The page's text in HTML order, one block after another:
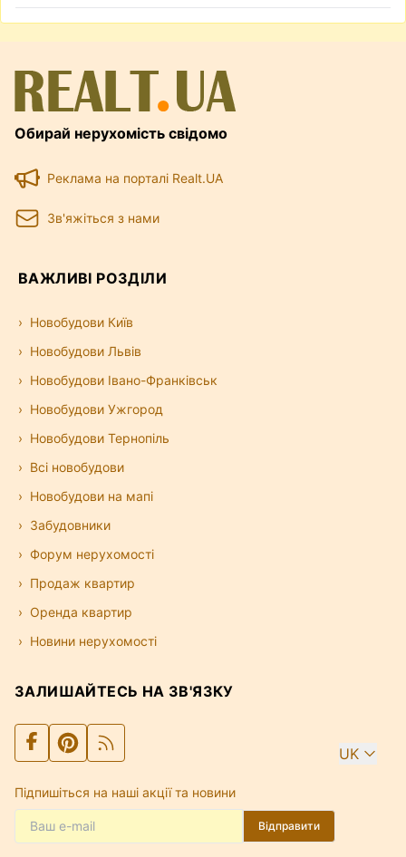
Обирай нерухомість свідомо
Реклама на порталі Realt.UA
Зв'яжіться з нами
ВАЖЛИВІ РОЗДІЛИ
Новобудови Київ
Новобудови Львів
Новобудови Івано-Франківськ
Новобудови Ужгород
Новобудови Тернопіль
Всі новобудови
Новобудови на мапі
Забудовники
Форум нерухомості
Продаж квартир
Оренда квартир
Новини нерухомості
ЗАЛИШАЙТЕСЬ НА ЗВ'ЯЗКУ
UK
Підпишіться на наші акції та новини
Відправити